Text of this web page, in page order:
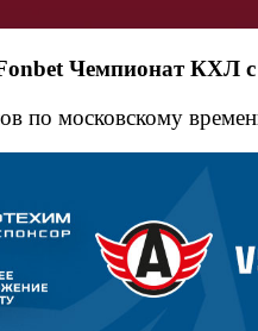
Чемпионат КХЛ
по московскому